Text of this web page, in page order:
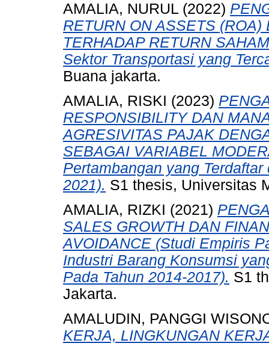
AMALIA, NURUL (2022)
RETURN ON ASSETS
TERHADAP RETURN
Sektor Transportasi yang
Buana jakarta.
AMALIA, RISKI (2023)
RESPONSIBILITY DAN
AGRESIVITAS PAJAK
SEBAGAI VARIABEL
Pertambangan yang
2021). S1 thesis, Universitas
AMALIA, RIZKI (2021)
SALES GROWTH DAN
AVOIDANCE (Studi Empiris
Industri Barang Konsumsi
Pada Tahun 2014-2017). S1
Jakarta.
AMALUDIN, PANGGI
KERJA, LINGKUNGAN